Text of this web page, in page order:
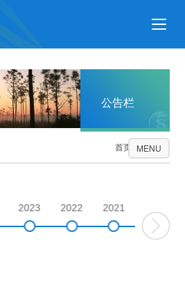
公告栏
首页 公告栏
MENU
2023 2022 2021